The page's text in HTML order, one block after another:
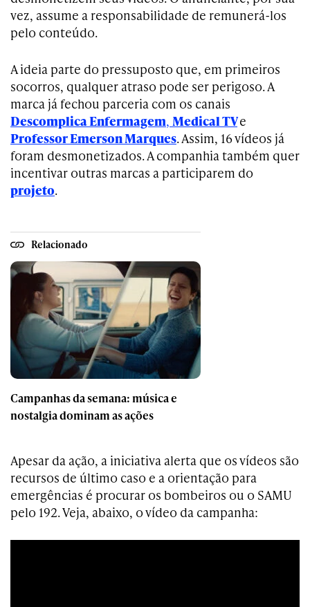
vez, assume a responsabilidade de remunerá-los
pelo conteúdo.
A ideia parte do pressuposto que, em primeiros
socorros, qualquer atraso pode ser perigoso. A
marca já fechou parceria com os canais
Descomplica Enfermagem, Medical TVe
Professor Emerson Marques. Assim, 16 vídeos já
foram desmonetizados. A companhia também quer
incentivar outras marcas a participarem do
projeto.
Relacionado
Campanhas da semana: música e
nostalgia dominam as ações
Apesar da ação, a iniciativa alerta que os vídeos são
recursos de último caso e a orientação para
emergências é procurar os bombeiros ou o SAMU
pelo 192. Veja, abaixo, o vídeo da campanha: